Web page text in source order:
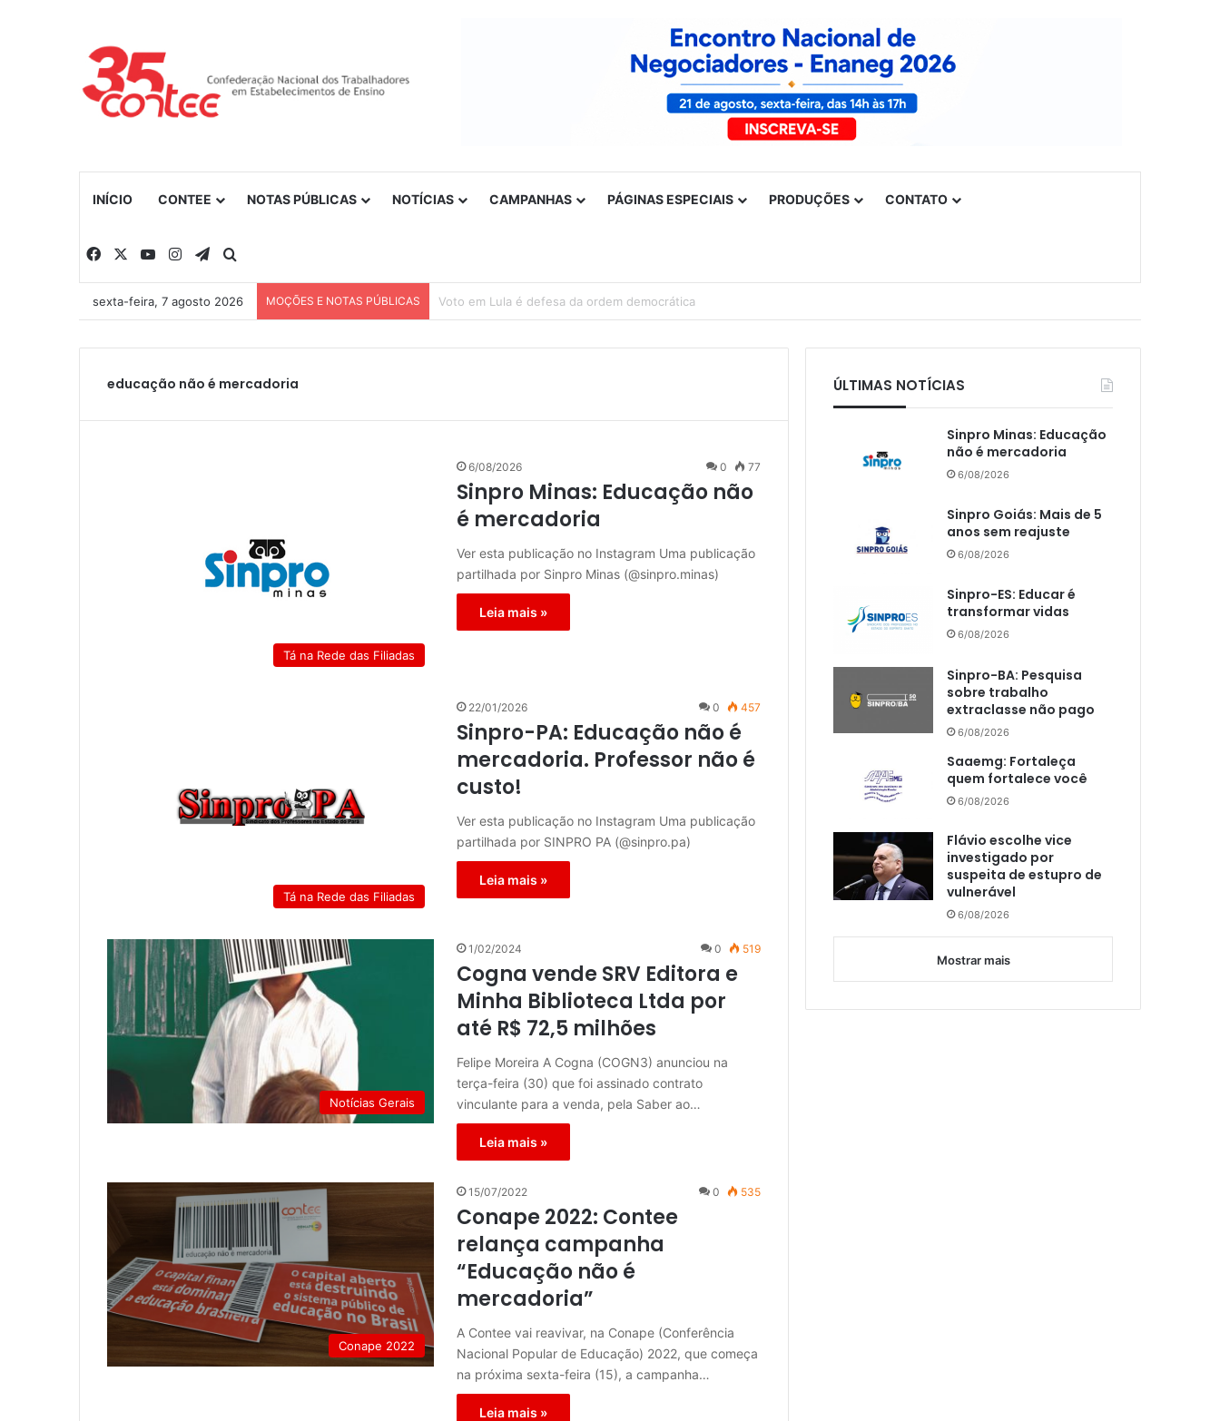
INÍCIO CONTEE NOTAS PÚBLICAS NOTÍCIAS CAMPANHAS PÁGINAS ESPECIAIS PRODUÇÕES CONTATO
Facebook YouTubeInstagramTelegram
sexta-feira, 7 agosto 2026 MOÇÕES E NOTAS PÚBLICAS Nota de solidariedade ao povo venezuelano
educação não é mercadoria
Tá na Rede das Filiadas
6/08/2026 0 77
Sinpro Minas: Educação não
é mercadoria
Ver esta publicação no Instagram Uma publicação
partilhada por Sinpro Minas (@sinpro.minas)
Leia mais »
Tá na Rede das Filiadas
22/01/2026 0 457
Sinpro-PA: Educação não é
mercadoria. Professor não é
custo!
Ver esta publicação no Instagram Uma publicação
partilhada por SINPRO PA (@sinpro.pa)
Leia mais »
Notícias Gerais
1/02/2024 0 519
Cogna vende SRV Editora e
Minha Biblioteca Ltda por
até R$ 72,5 milhões
Felipe Moreira A Cogna (COGN3) anunciou na
terça-feira (30) que foi assinado contrato
vinculante para a venda, pela Saber ao…
Leia mais »
Conape 2022
15/07/2022 0 535
Conape 2022: Contee
relança campanha
“Educação não é
mercadoria”
A Contee vai reavivar, na Conape (Conferência
Nacional Popular de Educação) 2022, que começa
na próxima sexta-feira (15), a campanha…
Leia mais »
ÚLTIMAS NOTÍCIAS
Sinpro Minas: Educação
não é mercadoria
6/08/2026
Sinpro Goiás: Mais de 5
anos sem reajuste
6/08/2026
Sinpro-ES: Educar é
transformar vidas
6/08/2026
Sinpro-BA: Pesquisa
sobre trabalho
extraclasse não pago
6/08/2026
Saaemg: Fortaleça
quem fortalece você
6/08/2026
Flávio escolhe vice
investigado por
suspeita de estupro de
vulnerável
6/08/2026
Mostrar mais